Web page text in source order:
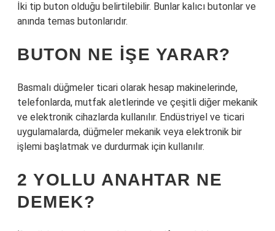
İki tip buton olduğu belirtilebilir. Bunlar kalıcı butonlar ve
anında temas butonlarıdır.
BUTON NE IŞE YARAR?
Basmalı düğmeler ticari olarak hesap makinelerinde,
telefonlarda, mutfak aletlerinde ve çeşitli diğer mekanik
ve elektronik cihazlarda kullanılır. Endüstriyel ve ticari
uygulamalarda, düğmeler mekanik veya elektronik bir
işlemi başlatmak ve durdurmak için kullanılır.
2 YOLLU ANAHTAR NE
DEMEK?